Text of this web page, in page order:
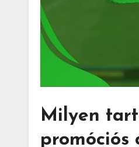
Milyen
promóciós